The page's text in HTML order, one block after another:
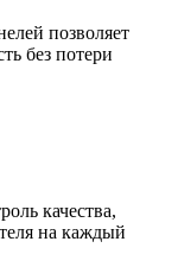
позволяет
без потери
качества,
на каждый